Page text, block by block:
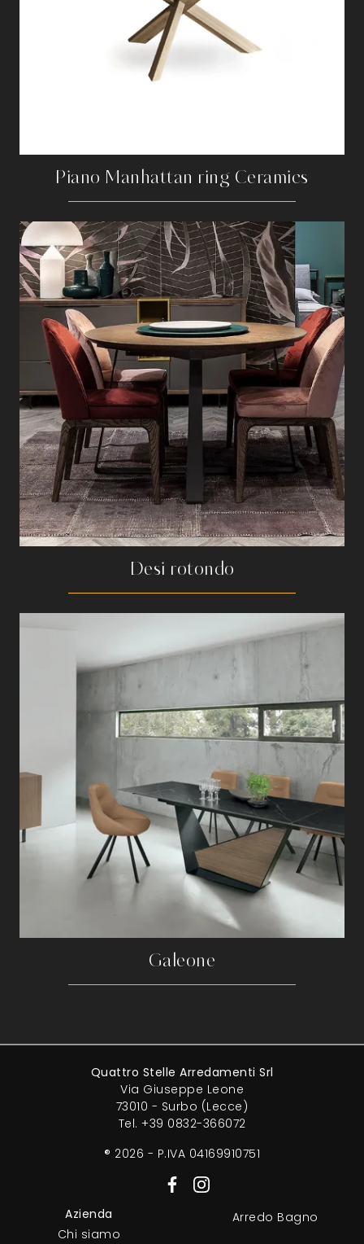
Piano Manhattan ring Ceramics
Desi rotondo
Galeone
Quattro Stelle Arredamenti Srl
Via Giuseppe Leone
73010 - Surbo (Lecce)
Tel. +39 0832-366072
® 2026 - P.IVA 04169910751
Azienda
Chi siamo
Arredo Bagno